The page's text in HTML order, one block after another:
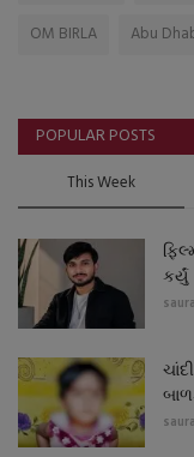
OM BIRLA
Abu
POPULAR POSTS
This Week
કર્યું